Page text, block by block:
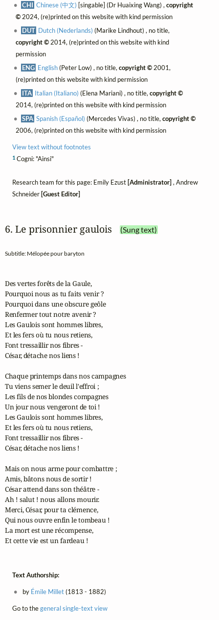
CHI Chinese (中文) [singable] (Dr Huaixing Wang) ,copyright
©2024, (re)printed on this website with kind permission
DUT Dutch (Nederlands) (Marike Lindhout) , no title,
copyright ©2014, (re)printed on this website with kind
permission
ENG English(Peter Low) , no title,copyright © 2001,
(re)printed on this website with kind permission
ITA Italian (Italiano) (Elena Mariani) , no title,copyright ©
2014, (re)printed on this website with kind permission
SPA Spanish (Español) (Mercedes Vivas) , no title,copyright ©
2006, (re)printed on this website with kind permission
View text without footnotes
1Cogni: "Ainsi"
Research team for this page: Emily Ezust [Administrator] , Andrew
Schneider [Guest Editor]
6. Le prisonnier gaulois (Sung text)
Subtitle: Mélopée pour baryton
Des vertes forêts de la Gaule,
Pourquoi nous as tu faits venir ?
Pourquoi dans une obscure geôle
Renfermer tout notre avenir ?
Les Gaulois sont hommes libres,
Et les fers où tu nous retiens,
Font tressaillir nos fibres -
César, détache nos liens !
Chaque printemps dans nos campagnes
Tu viens semer le deuil l'effroi ;
Les fils de nos blondes compagnes
Un jour nous vengeront de toi !
Les Gaulois sont hommes libres,
Et les fers où tu nous retiens,
Font tressaillir nos fibres -
César, détache nos liens !
Mais on nous arme pour combattre ;
Amis, bâtons nous de sortir !
César attend dans son théâtre -
Ah ! salut ! nous allons mourir.
Merci, César, pour ta clémence,
Qui nous ouvre enfin le tombeau !
La mort est une récompense,
Et cette vie est un fardeau !
Text Authorship:
by Émile Millet(1813 - 1882)
Go to thegeneral single-text view